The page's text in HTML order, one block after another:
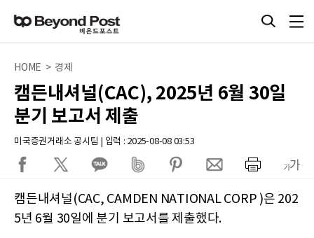
HOME > 경제
캠든내셔널(CAC), 2025년 6월 30일
분기 보고서 제출
미국증권거래소 공시팀 | 입력 : 2025-08-08 03:53
캠든내셔널(CAC, CAMDEN NATIONAL CORP )은 202
5년 6월 30일에 분기 보고서를 제출했다.